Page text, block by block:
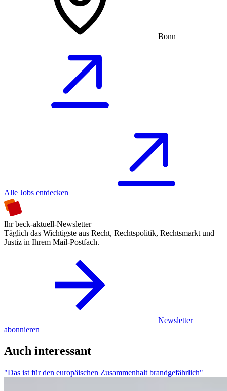
Bonn
Alle Jobs entdecken
Ihr beck-aktuell-Newsletter
Täglich das Wichtigste aus Recht, Rechtspolitik, Rechtsmarkt und
Justiz in Ihrem Mail-Postfach.
Newsletter
abonnieren
Auch interessant
"Das ist für den europäischen Zusammenhalt brandgefährlich"